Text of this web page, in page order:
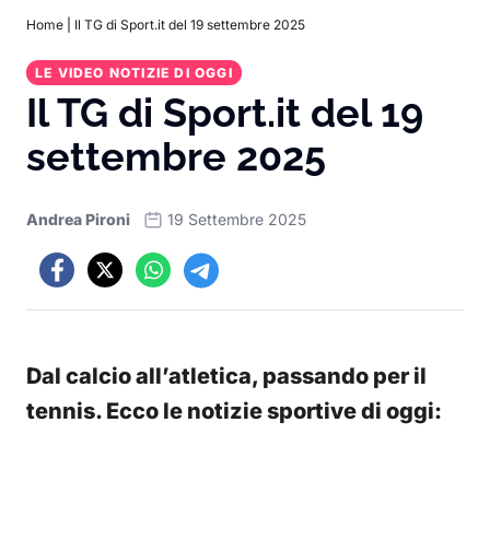
Home Il TG di Sport.it del 19 settembre 2025
LE VIDEO NOTIZIE DI OGGI
Il TG di Sport.it del 19
settembre 2025
Andrea Pironi 19 Settembre 2025
Dal calcio all’atletica, passando per il
tennis. Ecco le notizie sportive di oggi: